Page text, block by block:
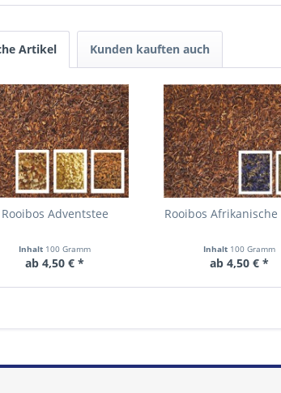
Artikel Kunden kauften auch
Rooibos Adventstee
Inhalt 100 Gramm
ab 4,50 € *
Rooibos
Inhalt 100 Gramm
ab 4,50 € *